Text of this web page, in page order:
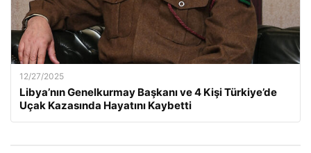
12/27/2025
Libya’nın Genelkurmay Başkanı ve 4 Kişi Türkiye’de
Uçak Kazasında Hayatını Kaybetti